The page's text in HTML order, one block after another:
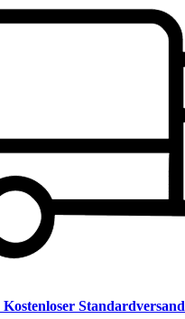
Kostenloser Standardversand